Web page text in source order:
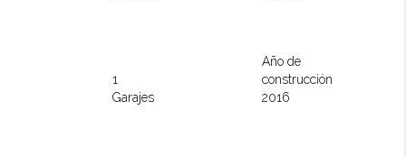
1
Garajes
Año de
construcción
2016